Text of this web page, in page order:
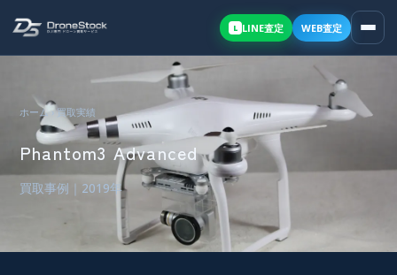
L LINE査定 WEB査定
ホーム›買取実績
Phantom3 Advanced
買取事例｜2019年